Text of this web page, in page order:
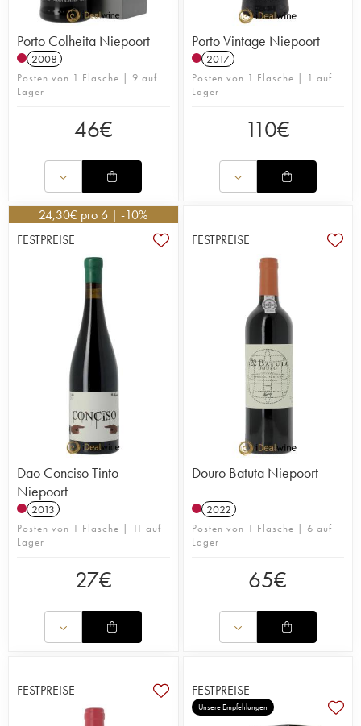
Porto Colheita Niepoort
2008
Posten von 1 Flasche | 9 auf
Lager
46€
Porto Vintage Niepoort
2017
Posten von 1 Flasche | 1 auf
Lager
110€
24,30€ pro 6 | -10%
FESTPREISE
Dao Conciso Tinto
Niepoort
2013
Posten von 1 Flasche | 11 auf
Lager
27€
FESTPREISE
Douro Batuta Niepoort
2022
Posten von 1 Flasche | 6 auf
Lager
65€
FESTPREISE FESTPREISE
Unsere Empfehlungen